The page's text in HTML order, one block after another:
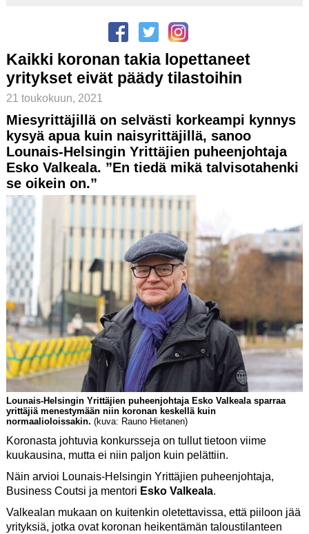
Kaikki koronan takia lopettaneet
yritykset eivät päädy tilastoihin
21 toukokuun, 2021
Miesyrittäjillä on selvästi korkeampi kynnys
kysyä apua kuin naisyrittäjillä, sanoo
Lounais-Helsingin Yrittäjien puheenjohtaja
Esko Valkeala. ”En tiedä mikä talvisotahenki
se oikein on.”
Lounais-Helsingin Yrittäjien puheenjohtaja Esko Valkeala sparraa
yrittäjiä menestymään niin koronan keskellä kuin
normaalioloissakin. (kuva: Rauno Hietanen)
Koronasta johtuvia konkursseja on tullut tietoon viime
kuukausina, mutta ei niin paljon kuin pelättiin.
Näin arvioi Lounais-Helsingin Yrittäjien puheenjohtaja,
Business Coutsi ja mentori Esko Valkeala.
Valkealan mukaan on kuitenkin oletettavissa, että piiloon jää
yrityksiä, jotka ovat koronan heikentämän taloustilanteen